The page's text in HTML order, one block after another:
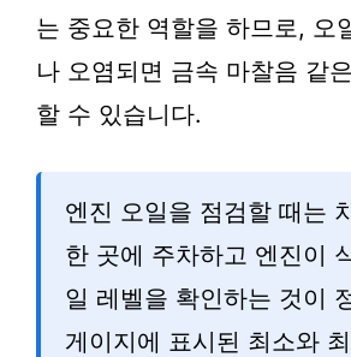
는 중요한 역할을 하므로, 오
나 오염되면 금속 마찰음 같
할 수 있습니다.
엔진 오일을 점검할 때는
한 곳에 주차하고 엔진이
일 레벨을 확인하는 것이
게이지에 표시된 최소와